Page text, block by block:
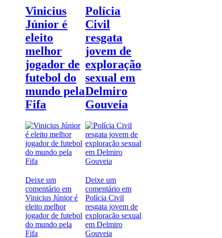
Vinicius
Júnior é
eleito
melhor
jogador de
futebol do
mundo pela
Fifa
Deixe um
comentárioem
Vinicius Júnior é
eleito melhor
jogador de futebol
do mundo pela
Fifa
Polícia
Civil
resgata
jovem de
exploração
sexual em
Delmiro
Gouveia
Deixe um
comentárioem
Polícia Civil
resgata jovem de
exploração sexual
em Delmiro
Gouveia